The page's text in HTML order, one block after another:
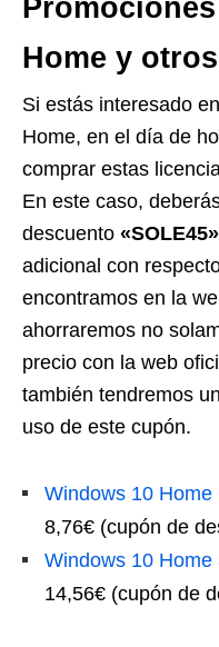
Home y
Si estás interesado
Home, en el día de
comprar estas
En este caso,
descuento «SOLE45»
adicional con
encontramos en la
ahorraremos no
precio con la web
también tendremos
uso de este cupón.
Windows 10
8,76€ (cupón de
Windows 10
14,56€ (cupón de